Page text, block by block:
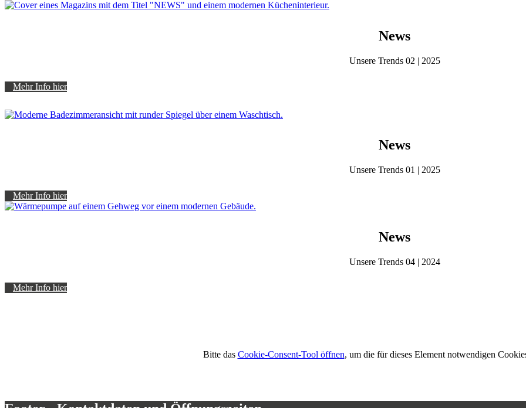
News
Unsere Trends 02 | 2025
Mehr Info hier
News
Unsere Trends 01 | 2025
Mehr Info hier
News
Unsere Trends 04 | 2024
Mehr Info hier
Bitte das Cookie-Consent-Tool öffnen, um die für dieses Element notwendigen